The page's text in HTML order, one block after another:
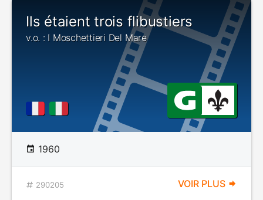
Ils étaient trois flibustiers
v.o. : I Moschettieri Del Mare
1960
290205 VOIR PLUS